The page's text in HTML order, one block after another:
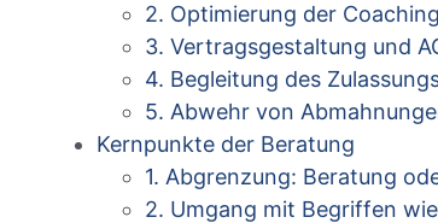
2. Optimierung der
3. Vertragsgestaltung und
4. Begleitung des
5. Abwehr von
Kernpunkte der Beratung
1. Abgrenzung: Beratung
2. Umgang mit Begriffen